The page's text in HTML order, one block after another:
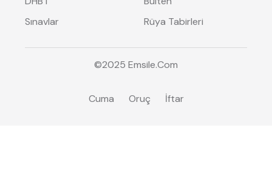
Sınavlar
Rüya Tabirleri
©2025 Emsile.Com
Cuma Oruç İftar